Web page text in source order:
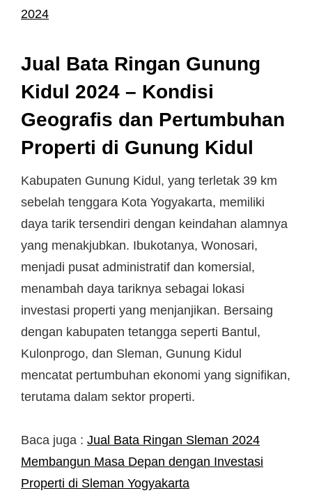
2024
Jual Bata Ringan Gunung
Kidul 2024 – Kondisi
Geografis dan Pertumbuhan
Properti di Gunung Kidul
Kabupaten Gunung Kidul, yang terletak 39 km
sebelah tenggara Kota Yogyakarta, memiliki
daya tarik tersendiri dengan keindahan alamnya
yang menakjubkan. Ibukotanya, Wonosari,
menjadi pusat administratif dan komersial,
menambah daya tariknya sebagai lokasi
investasi properti yang menjanjikan. Bersaing
dengan kabupaten tetangga seperti Bantul,
Kulonprogo, dan Sleman, Gunung Kidul
mencatat pertumbuhan ekonomi yang signifikan,
terutama dalam sektor properti.
Baca juga : Jual Bata Ringan Sleman 2024
Membangun Masa Depan dengan Investasi
Properti di Sleman Yogyakarta